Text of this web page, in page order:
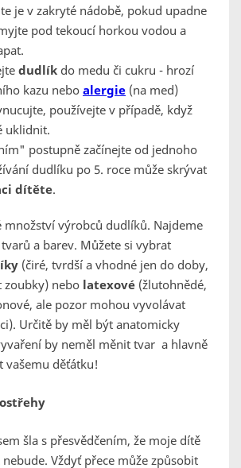
je v zakryté nádobě, pokud upadne
pod tekoucí horkou vodou a
dudlík do medu či cukru - hrozí
kazu nebo alergie (na med)
používejte v případě, když
uklidnit.
postupně začínejte od jednoho
dudlíku po 5. roce může skrývat
dítěte.
množství výrobců dudlíků. Najdeme
a barev. Můžete si vybrat
(čiré, tvrdší a vhodné jen do doby,
zoubky) nebo latexové (žlutohnědé,
ale pozor mohou vyvolávat
Určitě by měl být anatomicky
by neměl měnit tvar a hlavně
vašemu děťátku!
šla s přesvědčením, že moje dítě
Vždyť přece může způsobit